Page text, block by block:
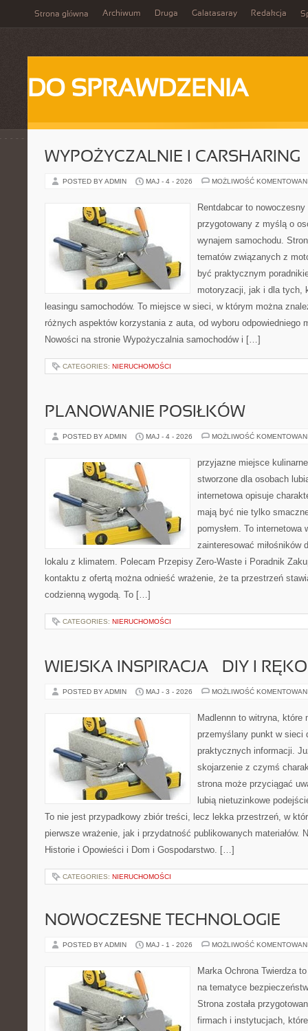
Strona główna Archiwum Druga Galatasaray Redakcja
DO SPRAWDZENIA
WYPOŻYCZALNIE I CARSHARING
POSTED BY ADMIN MAJ - 4 - 2026 MOŻLIWOŚĆ
Rentdabcar to
przygotowany z myślą o
wynajem samochodu.
tematów związanych z
być praktycznym
motoryzacji, jak i dla tych,
leasingu samochodów. To miejsce w sieci, w którym można
różnych aspektów korzystania z auta, od wyboru odpowiedniego
Nowości na stronie Wypożyczalnia samochodów i […]
CATEGORIES: NIERUCHOMOŚCI
PLANOWANIE POSIŁKÓW
POSTED BY ADMIN MAJ - 4 - 2026 MOŻLIWOŚĆ
przyjazne miejsce
stworzone dla osobach
internetowa opisuje
mają być nie tylko
pomysłem. To internetowa
zainteresować miłośników
lokalu z klimatem. Polecam Przepisy Zero-Waste i Poradnik
kontaktu z ofertą można odnieść wrażenie, że ta przestrzeń
codzienną wygodą. To […]
CATEGORIES: NIERUCHOMOŚCI
WIEJSKA INSPIRACJA – DIY I
POSTED BY ADMIN MAJ - 3 - 2026 MOŻLIWOŚĆ
Madlennn to witryna, które
przemyślany punkt w sieci
praktycznych informacji.
skojarzenie z czymś
strona może przyciągać
lubią nietuzinkowe
To nie jest przypadkowy zbiór treści, lecz lekka przestrzeń, w
pierwsze wrażenie, jak i przydatność publikowanych materiałów.
Historie i Opowieści i Dom i Gospodarstwo. […]
CATEGORIES: NIERUCHOMOŚCI
NOWOCZESNE TECHNOLOGIE
POSTED BY ADMIN MAJ - 1 - 2026 MOŻLIWOŚĆ
Marka Ochrona Twierdza
na tematyce
Strona została
firmach i instytucjach,